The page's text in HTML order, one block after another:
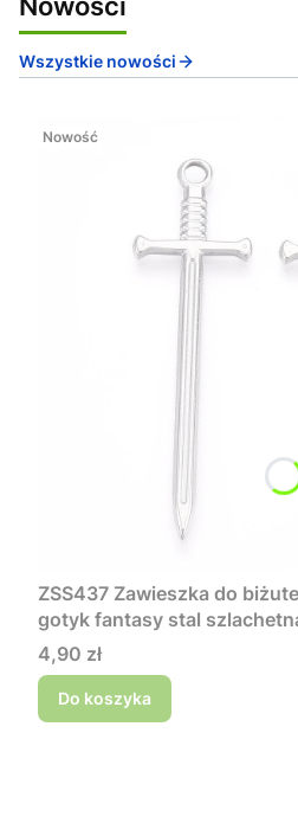
Wszystkie nowości
Nowość
ZSS437 Zawieszka do
gotyk fantasy stal
Cena
4,90 zł
Do koszyka